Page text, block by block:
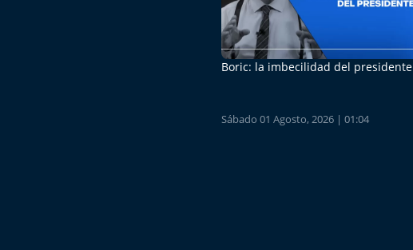
Boric: la imbecilidad del presidente
Sábado 01 Agosto, 2026 | 01:04